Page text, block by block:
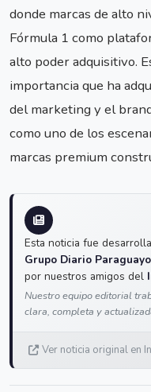
donde marcas de alto
Fórmula 1 como
alto poder adquisitivo.
importancia que ha
del marketing y el
como uno de los
marcas premium
Esta noticia fue
Grupo Diario Paraguayo
por nuestros amigos del
Nuestro equipo editorial
clara, completa y
Ver noticia original en